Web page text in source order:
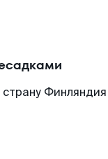
Финляндия